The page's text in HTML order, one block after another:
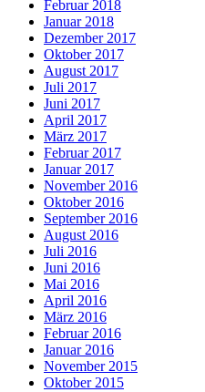
Februar 2018
Januar 2018
Dezember 2017
Oktober 2017
August 2017
Juli 2017
Juni 2017
April 2017
März 2017
Februar 2017
Januar 2017
November 2016
Oktober 2016
September 2016
August 2016
Juli 2016
Juni 2016
Mai 2016
April 2016
März 2016
Februar 2016
Januar 2016
November 2015
Oktober 2015